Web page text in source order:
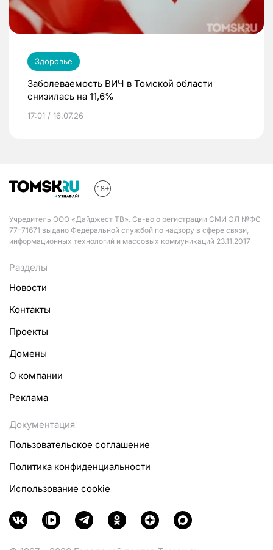
Здоровье
Заболеваемость ВИЧ в Томской области
снизилась на 11,6%
17:01 / 16.07.26
Учредитель ООО «Дайджест ТВ». Св-во о регистрации СМИ ЭЛ №ФС
77-71671 выдано Федеральной службой по надзору в сфере связи,
информационных технологий и массовых коммуникаций 23.11.2017
Разделы
Новости
Контакты
Проекты
Домены
О компании
Реклама
Документация
Пользовательское соглашение
Политика конфиденциальности
Использование cookie